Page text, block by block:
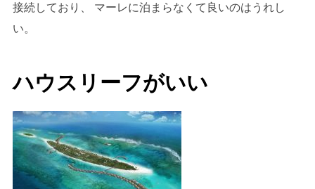
接続しており、 マーレに泊まらなくて良いのはうれし
い。
ハウスリーフがいい